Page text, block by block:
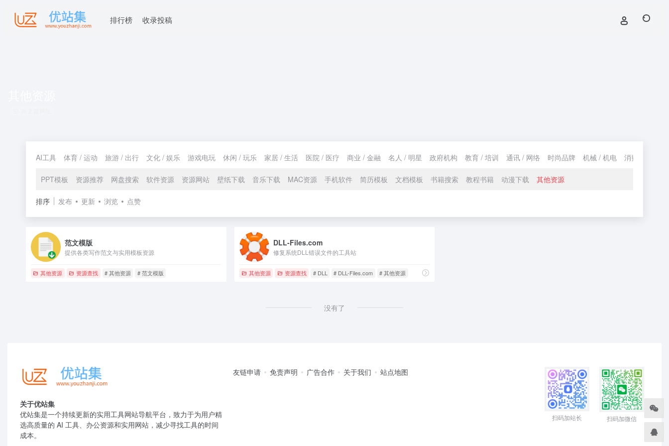
排行榜 收录投稿
AI工具 体育 / 运动 旅游 / 出行 文化 / 娱乐 游戏电玩 休闲 / 玩乐 家居 / 生活 医院 / 医疗 商业 / 金融 名人 / 明星 政府机构 教育 / 培训 通讯 / 网络 时尚品牌 机械 / 机电 消费 / 购物
PPT模板 资源推荐 网盘搜索 软件资源 资源网站 壁纸下载 音乐下载 MAC资源 手机软件 简历模板 文档模板 书籍搜索 教程书籍 动漫下载 其他资源
排序 发布 更新 浏览 点赞
范文模版
提供各类写作范文与实用模板资源
其他资源 资源查找 # 其他资源 # 范文模版
DLL-Files.com
修复系统DLL错误文件的工具站
其他资源 资源查找 # DLL # DLL-Files.com # 其他资源
没有了
关于优站集
优站集是一个持续更新的实用工具网站导航平台，致力于为用户精
选高质量的 AI 工具、办公资源和实用网站，减少寻找工具的时间
成本。
友链申请 免责声明 广告合作 关于我们 站点地图
扫码加站长 扫码加微信